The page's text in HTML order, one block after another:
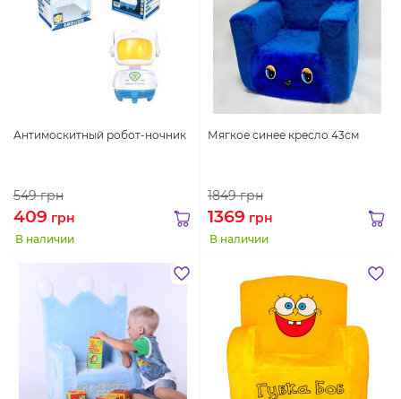
Антимоскитный робот-ночник
549грн
409 грн
В наличии
Мягкое синее кресло 43см
1849грн
1369 грн
В наличии